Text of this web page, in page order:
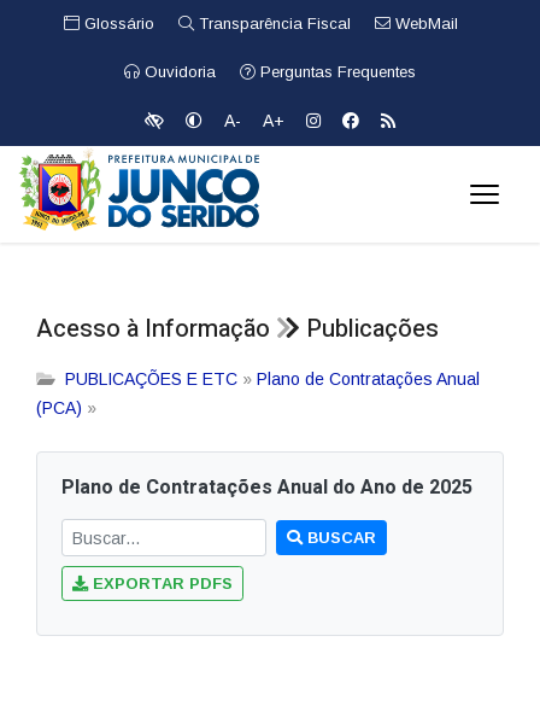
Glossário Transparência Fiscal WebMail
Ouvidoria Perguntas Frequentes
A- A+
Acesso à Informação Publicações
PUBLICAÇÕES E ETC » Plano de Contratações Anual
(PCA) »
Plano de Contratações Anual do Ano de 2025
BUSCAR
EXPORTAR PDFS